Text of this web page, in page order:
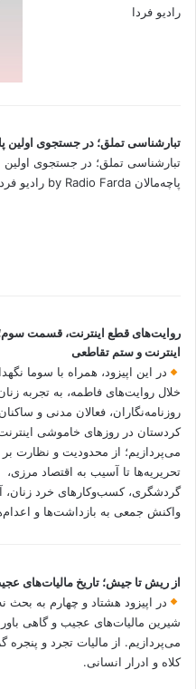
رادیو فردا
تبارشناسی تملق؛ در جستجوی اولین‌
تبارشناسی تملق؛ در جستجوی اولین‌
پاچه‌مالان by Radio Farda رادیو فردا
روایت‌های قطع اینترنت، قسمت
اینترنت و ستم تقاطعی
در این اپیزود، همراه با سوما
خلال روایت‌های فاطمه، به تجربه
روزنامه‌نگاران، فعالان مدنی و ساکنان
کردستان در روزهای خاموشی
می‌پردازیم؛ از محدودیت و نظارت بر
تحریریه‌ها تا آسیب به اقتصاد مرزی،
گردشگری، کسب‌وکارهای خرد زنان،
واکنش جمعی به بازداشت‌ها و
از ریش تا جیش؛ تاریخ مالیات‌های
در اپیزود هشتاد و چهارم به بحث
شیرین مالیات‌های عجیب و گاهی
می‌پردازیم. از مالیات تجرد و پنجره
کلاه و ادرار انسانی.